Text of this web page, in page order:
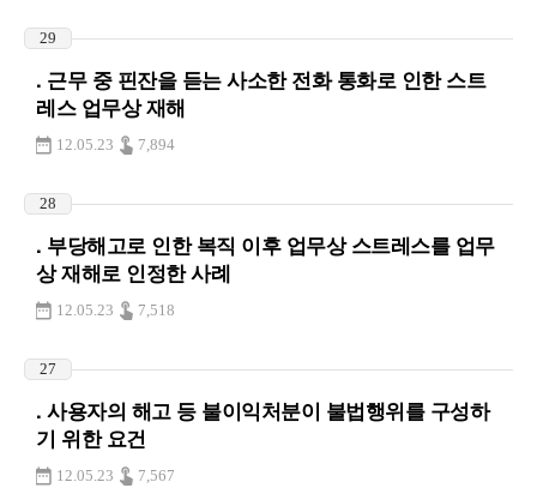
29
. 근무 중 핀잔을 듣는 사소한 전화 통화로 인한 스트
레스 업무상 재해
12.05.23 7,894
28
. 부당해고로 인한 복직 이후 업무상 스트레스를 업무
상 재해로 인정한 사례
12.05.23 7,518
27
. 사용자의 해고 등 불이익처분이 불법행위를 구성하
기 위한 요건
12.05.23 7,567